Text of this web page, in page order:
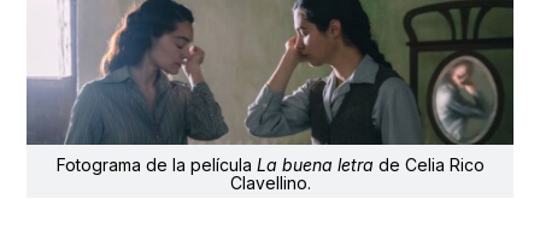
Fotograma de la película La buena letra de Celia Rico
Clavellino.